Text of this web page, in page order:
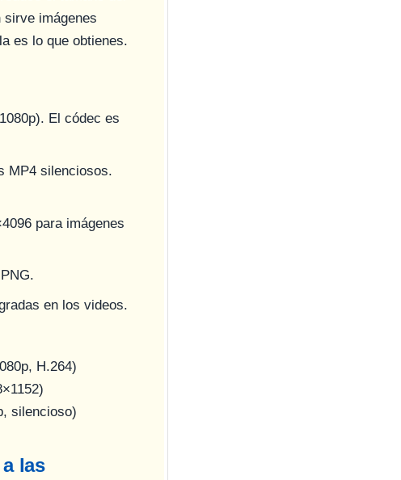
imágenes
es lo que obtienes.
El códec es
MP4 silenciosos.
para imágenes
en los videos.
H.264)
silencioso)
las